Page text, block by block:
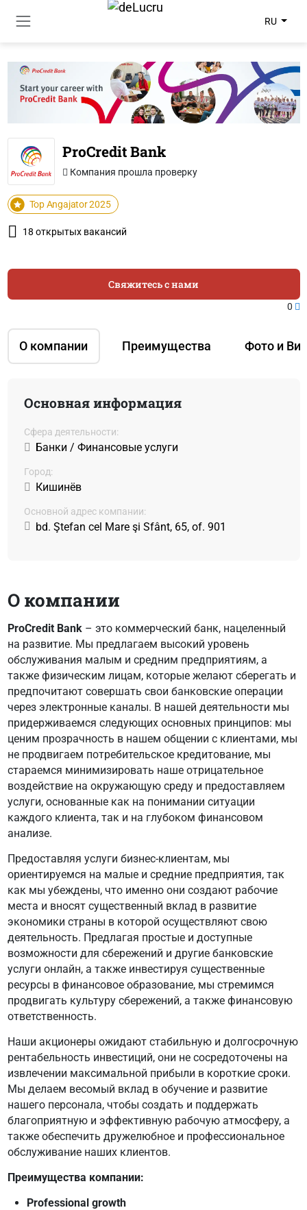
RU
ProCredit Bank
Компания прошла проверку
Top Angajator 2025
18 открытых вакансий
О компании Преимущества Фото и
Свяжитесь с нами
0
Основная информация
Сфера деятельности:
Банки / Финансовые услуги
Город:
Кишинёв
Основной адрес компании:
bd. Ştefan сel Mare şi Sfânt, 65, of. 901
О компании
ProCredit Bank– это коммерческий банк, нацеленный
на развитие. Мы предлагаем высокий уровень
обслуживания малым и средним предприятиям, а
также физическим лицам, которые желают сберегать и
предпочитают совершать свои банковские операции
через электронные каналы. В нашей деятельности мы
придерживаемся следующих основных принципов: мы
ценим прозрачность в нашем общении с клиентами, мы
не продвигаем потребительское кредитование, мы
стараемся минимизировать наше отрицательное
воздействие на окружающую среду и предоставляем
услуги, основанные как на понимании ситуации
каждого клиента, так и на глубоком финансовом
анализе.
Предоставляя услуги бизнес-клиентам, мы
ориентируемся на малые и средние предприятия, так
как мы убеждены, что именно они создают рабочие
места и вносят существенный вклад в развитие
экономики страны в которой осуществляют свою
деятельность. Предлагая простые и доступные
возможности для сбережений и другие банковские
услуги онлайн, а также инвестируя существенные
ресурсы в финансовое образование, мы стремимся
продвигать культуру сбережений, а также финансовую
ответственность.
Наши акционеры ожидают стабильную и долгосрочную
рентабельность инвестиций, они не сосредоточены на
извлечении максимальной прибыли в короткие сроки.
Мы делаем весомый вклад в обучение и развитие
нашего персонала, чтобы создать и поддержать
благоприятную и эффективную рабочую атмосферу, а
также обеспечить дружелюбное и профессиональное
обслуживание наших клиентов.
Преимущества компании:
Professional growth